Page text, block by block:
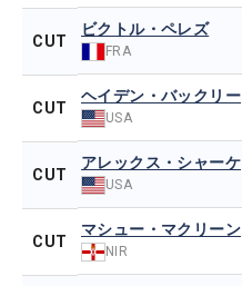
CUT
ビクトル・ペレズ
FRA
CUT
ヘイデン・バックリー
USA
CUT
アレックス・シャーケ
USA
CUT
マシュー・マクリーン
NIR